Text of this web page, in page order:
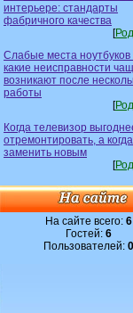
интерьере: стандарты
фабричного качества
[
Слабые места ноутбуков
какие неисправности
возникают после
работы
[
Когда телевизор
отремонтировать, а
заменить новым
[
На сайте всего: 6
Гостей: 6
Пользователей: 0